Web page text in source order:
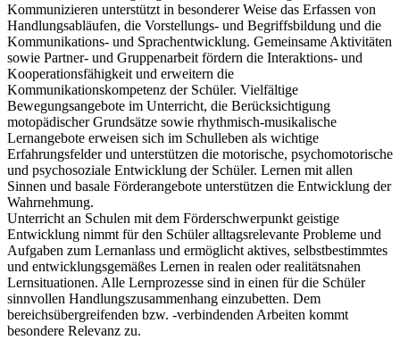
Kommunizieren unterstützt in besonderer Weise das Erfassen von
Handlungsabläufen, die Vorstellungs- und Begriffsbildung und die
Kommunikations- und Sprachentwicklung. Gemeinsame Aktivitäten
sowie Partner- und Gruppenarbeit fördern die Interaktions- und
Kooperationsfähigkeit und erweitern die
Kommunikationskompetenz der Schüler. Vielfältige
Bewegungsangebote im Unterricht, die Berücksichtigung
motopädischer Grundsätze sowie rhythmisch-musikalische
Lernangebote erweisen sich im Schulleben als wichtige
Erfahrungsfelder und unterstützen die motorische, psychomotorische
und psychosoziale Entwicklung der Schüler. Lernen mit allen
Sinnen und basale Förderangebote unterstützen die Entwicklung der
Wahrnehmung.
Unterricht an Schulen mit dem Förderschwerpunkt geistige
Entwicklung nimmt für den Schüler alltagsrelevante Probleme und
Aufgaben zum Lernanlass und ermöglicht aktives, selbstbestimmtes
und entwicklungsgemäßes Lernen in realen oder realitätsnahen
Lernsituationen. Alle Lernprozesse sind in einen für die Schüler
sinnvollen Handlungszusammenhang einzubetten. Dem
bereichsübergreifenden bzw. -verbindenden Arbeiten kommt
besondere Relevanz zu.